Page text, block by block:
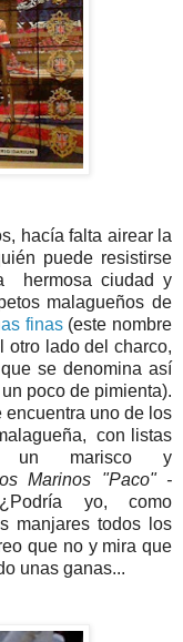
hacía falta airear la
puede resistirse
hermosa ciudad y
malagueños de
finas(este nombre
otro lado del charco,
se denomina así
poco de pimienta).
uno de los
con listas
un marisco y
Marinos "Paco" -
yo, como
manjares todos los
que no y mira que
unas ganas...